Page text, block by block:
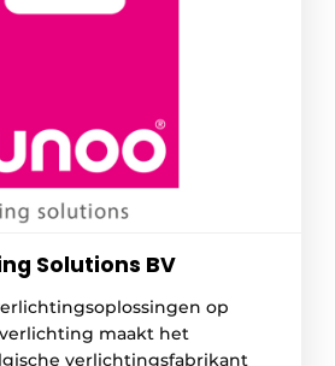
Solutions BV
op
maakt het
verlichtingsfabrikant